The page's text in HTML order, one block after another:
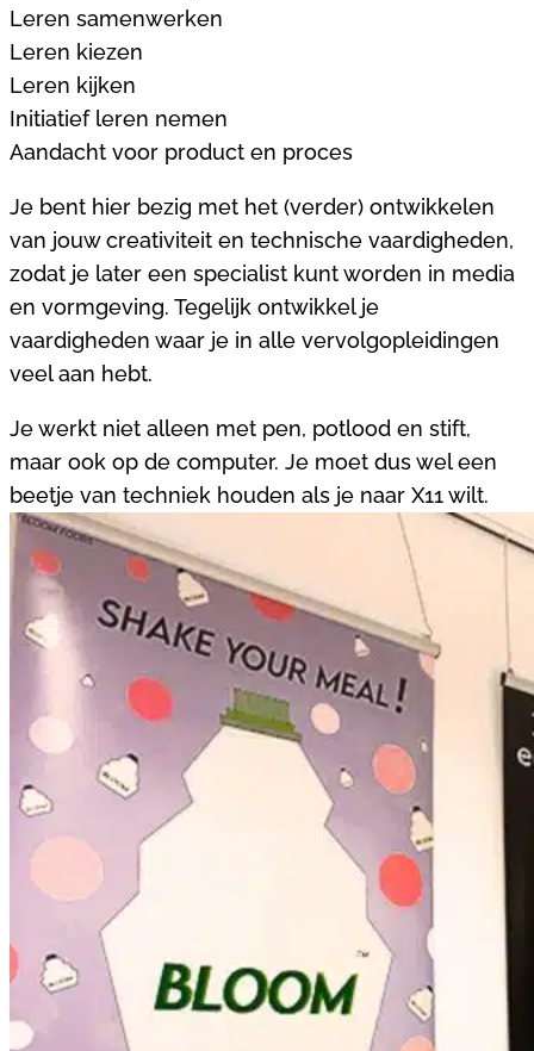
Leren samenwerken
Leren kiezen
Leren kijken
Initiatief leren nemen
Aandacht voor product en proces
Je bent hier bezig met het (verder) ontwikkelen
van jouw creativiteit en technische vaardigheden,
zodat je later een specialist kunt worden in media
en vormgeving. Tegelijk ontwikkel je
vaardigheden waar je in alle vervolgopleidingen
veel aan hebt.
Je werkt niet alleen met pen, potlood en stift,
maar ook op de computer. Je moet dus wel een
beetje van techniek houden als je naar X11 wilt.